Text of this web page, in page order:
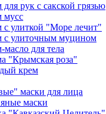
рук с сакской грязью
мусс
с улиткой "Море лечит"
с улиточным муцином
масло для тела
"Крымская роза"
крем
маски для лица
маски